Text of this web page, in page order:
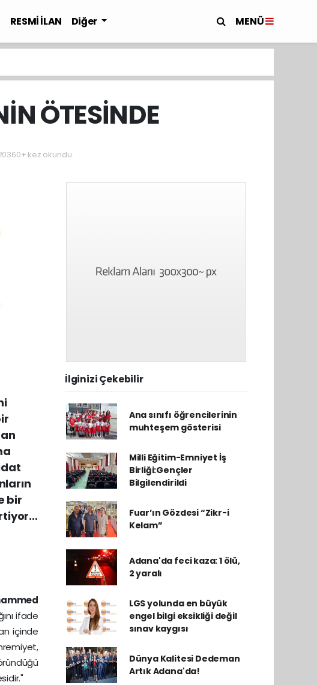
RESMİ İLAN Diğer MENÜ
ÖTESİNDE
kez okundu.
bir
ifade
içinde
İlginizi Çekebilir
Ana sınıfı öğrencilerinin
muhteşem gösterisi
Milli Eğitim-Emniyet İş
Birliği:Gençler
Bilgilendirildi
Fuar’ın Gözdesi “Zikr-i
Kelam”
Adana'da feci kaza: 1 ölü,
2 yaralı
LGS yolunda en büyük
engel bilgi eksikliği değil
sınav kaygısı
Dünya Kalitesi Dedeman
Artık Adana'da!